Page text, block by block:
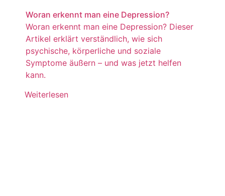
Woran erkennt man eine Depression?
Woran erkennt man eine Depression? Dieser
Artikel erklärt verständlich, wie sich
psychische, körperliche und soziale
Symptome äußern – und was jetzt helfen
kann.
Weiterlesen